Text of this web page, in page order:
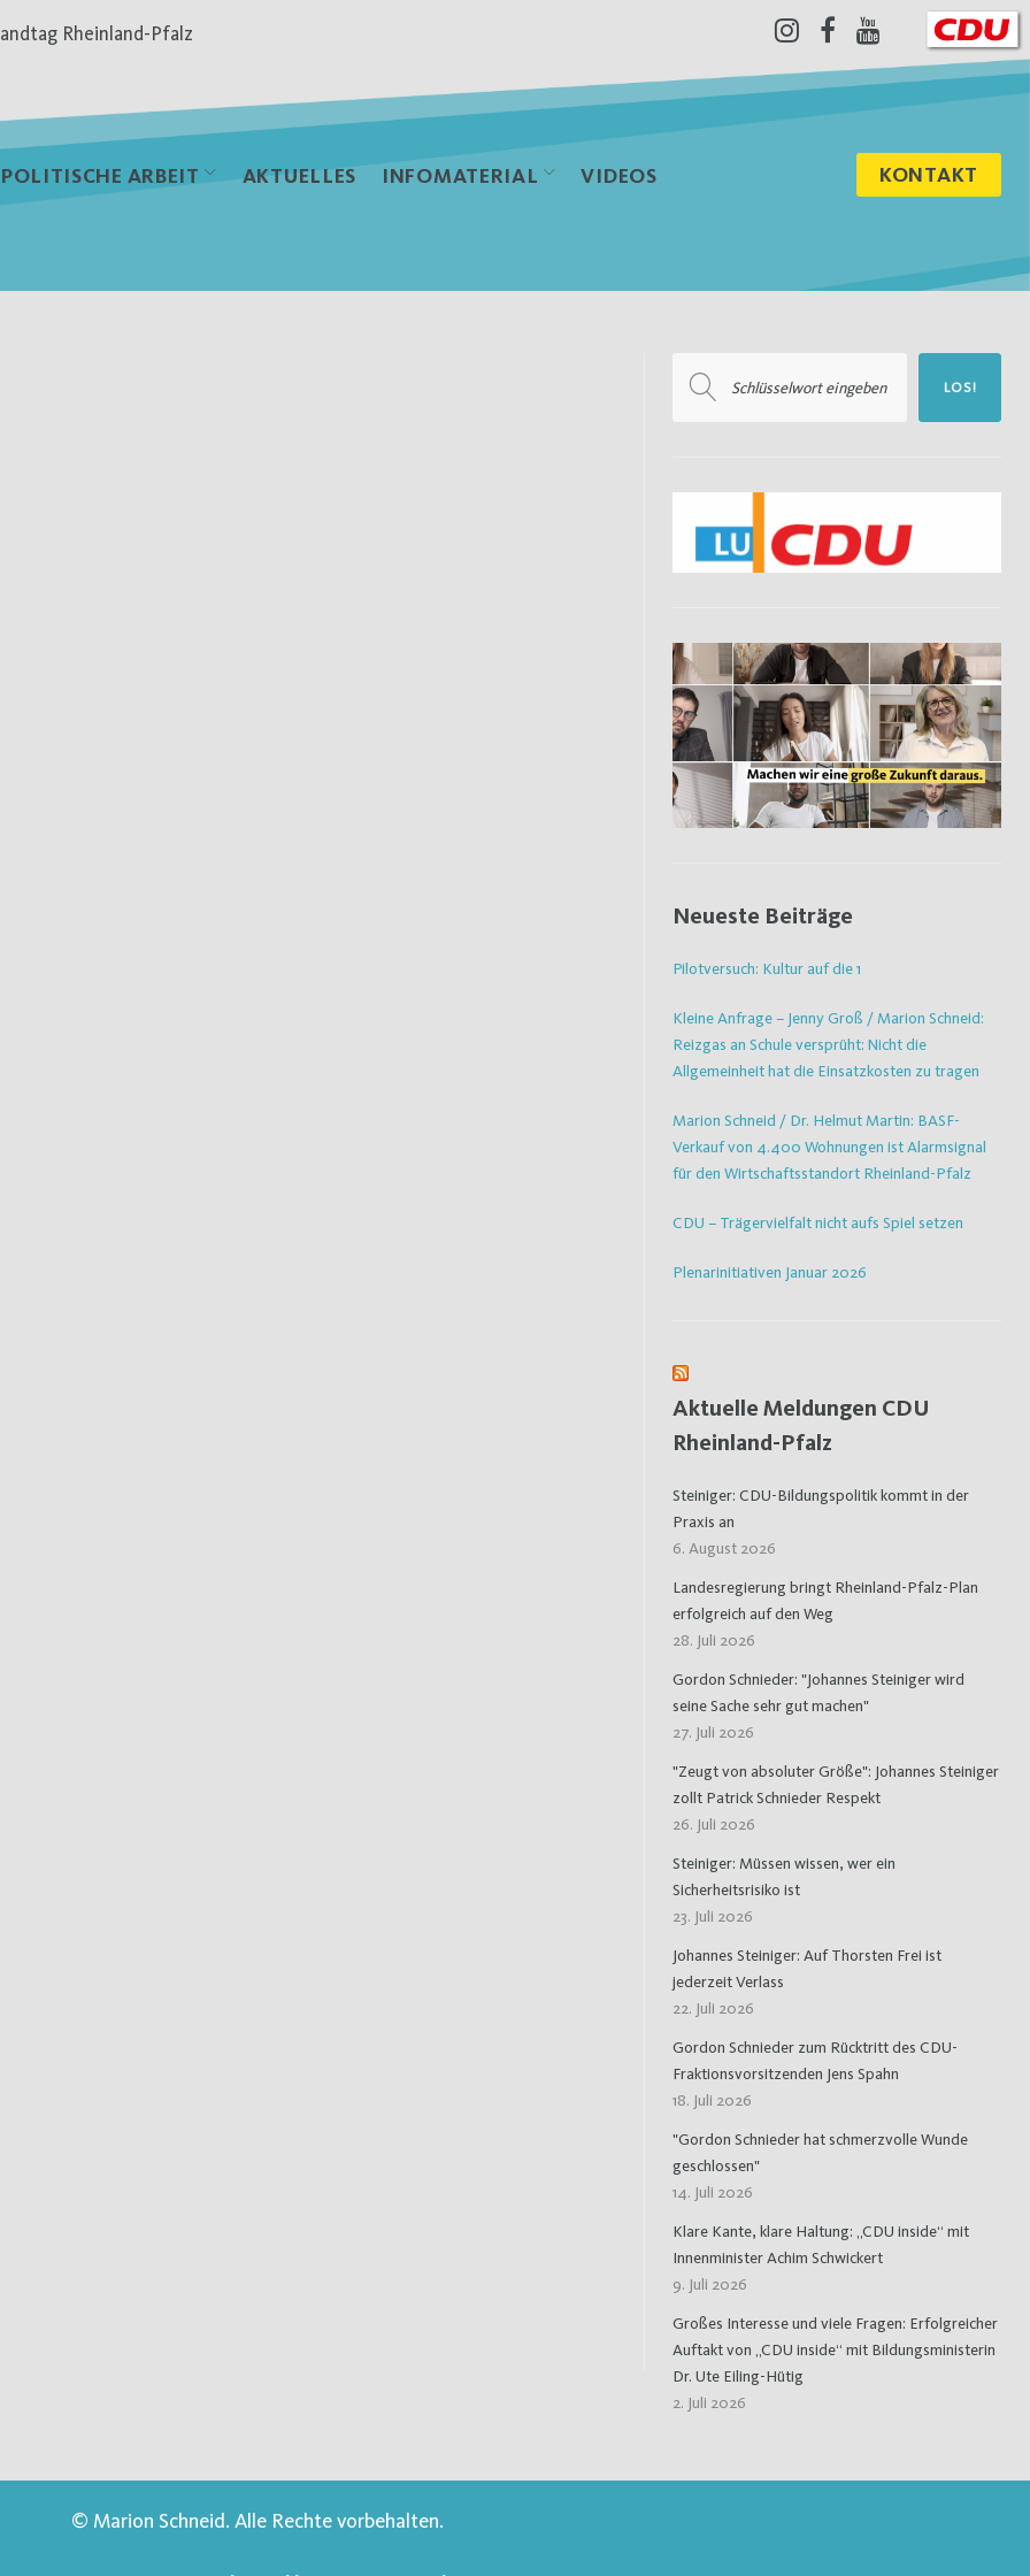
Rheinland-Pfalz
Instagram
Facebook
Youtube
POLITISCHE ARBEIT AKTUELLES INFOMATERIAL VIDEOS KONTAKT
nach:
LOS!
Neueste Beiträge
Pilotversuch: Kultur auf die 1
Kleine Anfrage – Jenny Groß / Marion Schneid:
Reizgas an Schule versprüht: Nicht die
Allgemeinheit hat die Einsatzkosten zu tragen
Marion Schneid / Dr. Helmut Martin: BASF-
Verkauf von 4.400 Wohnungen ist Alarmsignal
für den Wirtschaftsstandort Rheinland-Pfalz
CDU – Trägervielfalt nicht aufs Spiel setzen
Plenarinitiativen Januar 2026
Aktuelle Meldungen CDU
Rheinland-Pfalz
Steiniger: CDU-Bildungspolitik kommt in der
Praxis an
6. August 2026
Landesregierung bringt Rheinland-Pfalz-Plan
erfolgreich auf den Weg
28. Juli 2026
Gordon Schnieder: "Johannes Steiniger wird
seine Sache sehr gut machen"
27. Juli 2026
"Zeugt von absoluter Größe": Johannes Steiniger
zollt Patrick Schnieder Respekt
26. Juli 2026
Steiniger: Müssen wissen, wer ein
Sicherheitsrisiko ist
23. Juli 2026
Johannes Steiniger: Auf Thorsten Frei ist
jederzeit Verlass
22. Juli 2026
Gordon Schnieder zum Rücktritt des CDU-
Fraktionsvorsitzenden Jens Spahn
18. Juli 2026
"Gordon Schnieder hat schmerzvolle Wunde
geschlossen"
14. Juli 2026
Klare Kante, klare Haltung: „CDU inside“ mit
Innenminister Achim Schwickert
9. Juli 2026
Großes Interesse und viele Fragen: Erfolgreicher
Auftakt von „CDU inside“ mit Bildungsministerin
Dr. Ute Eiling-Hütig
2. Juli 2026
© Marion Schneid. Alle Rechte vorbehalten.